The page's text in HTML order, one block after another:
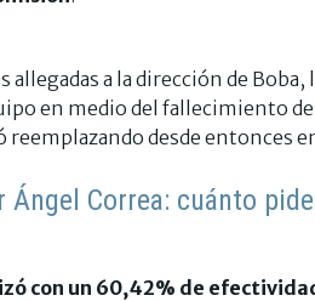
a la dirección de Boba,
en medio del fallecimiento
desde entonces
Ángel Correa: cuánto
con un 60,42% de